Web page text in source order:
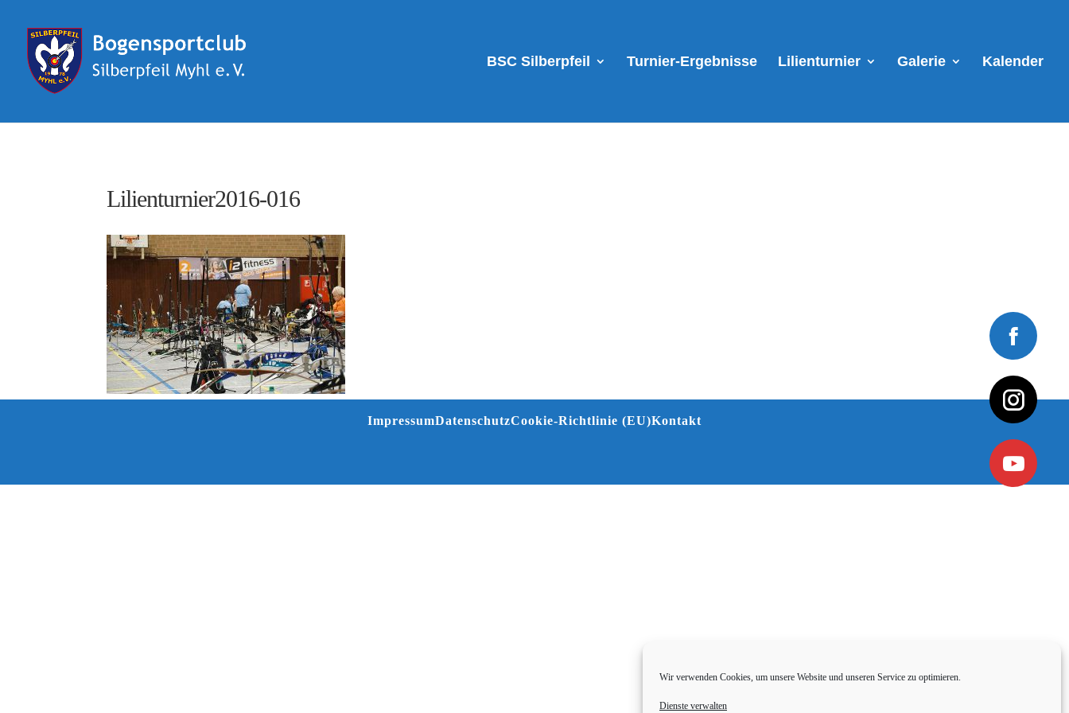
Wir verwenden Cookies, um unsere Website und unseren Service zu optimieren.
Dienste verwalten
BSC Silberpfeil Turnier-Ergebnisse Lilienturnier Galerie Kalender
Lilienturnier2016-016
ImpressumDatenschutzCookie-Richtlinie (EU)Kontakt